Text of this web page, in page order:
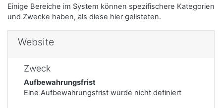
Einige Bereiche im System können spezifischere Kategorien
und Zwecke haben, als diese hier gelisteten.
Website
Zweck
Aufbewahrungsfrist
Eine Aufbewahrungsfrist wurde nicht definiert